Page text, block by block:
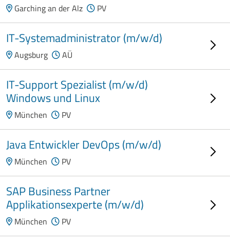
Garching an der Alz PV
IT-Systemadministrator (m/w/d)
Augsburg AÜ
IT-Support Spezialist (m/w/d)
Windows und Linux
München PV
Java Entwickler DevOps (m/w/d)
München PV
SAP Business Partner
Applikationsexperte (m/w/d)
München PV